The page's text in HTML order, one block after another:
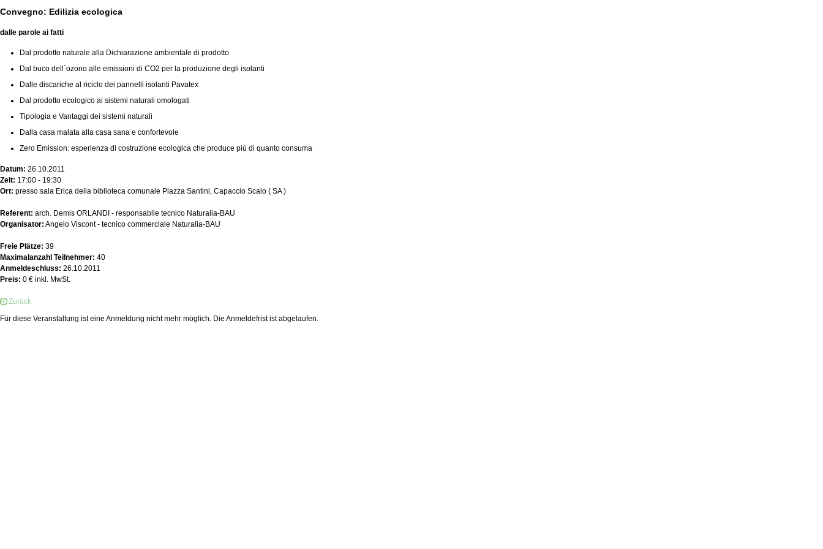
Convegno: Edilizia ecologica
dalle parole ai fatti
Dal prodotto naturale alla Dichiarazione ambientale di prodotto
Dal buco dell`ozono alle emissioni di CO2 per la produzione degli isolanti
Dalle discariche al riciclo dei pannelli isolanti Pavatex
Dal prodotto ecologico ai sistemi naturali omologati
Tipologia e Vantaggi dei sistemi naturali
Dalla casa malata alla casa sana e confortevole
Zero Emission: esperienza di costruzione ecologica che produce più di quanto consuma
Datum: 26.10.2011
Zeit: 17:00 - 19:30
Ort: presso sala Erica della biblioteca comunale Piazza Santini, Capaccio Scalo ( SA )
Referent: arch. Demis ORLANDI - responsabile tecnico Naturalia-BAU
Organisator: Angelo Viscont - tecnico commerciale Naturalia-BAU
Freie Plätze: 39
Maximalanzahl Teilnehmer: 40
Anmeldeschluss: 26.10.2011
Preis: 0 € inkl. MwSt.
Zurück
Für diese Veranstaltung ist eine Anmeldung nicht mehr möglich. Die Anmeldefrist ist abgelaufen.